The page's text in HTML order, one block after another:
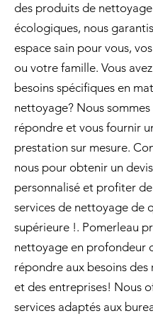
des produits de nettoyage
écologiques, nous
espace sain pour vous,
ou votre famille. Vous
besoins spécifiques en
nettoyage? Nous
répondre et vous fournir
prestation sur mesure.
nous pour obtenir un devis
personnalisé et profiter
services de nettoyage de
supérieure !. Pomerleau
nettoyage en profondeur
répondre aux besoins des
et des entreprises! Nous
services adaptés aux